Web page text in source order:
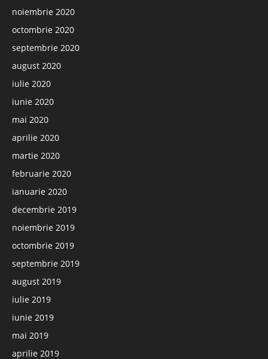
noiembrie 2020
octombrie 2020
septembrie 2020
august 2020
iulie 2020
iunie 2020
mai 2020
aprilie 2020
martie 2020
februarie 2020
ianuarie 2020
decembrie 2019
noiembrie 2019
octombrie 2019
septembrie 2019
august 2019
iulie 2019
iunie 2019
mai 2019
aprilie 2019